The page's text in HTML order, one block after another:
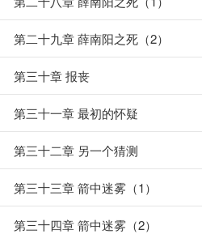
第二十九章 薛南阳之死（2）
第三十章 报丧
第三十一章 最初的怀疑
第三十二章 另一个猜测
第三十三章 箭中迷雾（1）
第三十四章 箭中迷雾（2）